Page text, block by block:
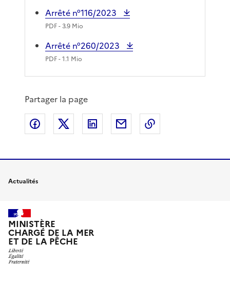
Arrêté n°116/2023
PDF- 3.9 Mio
Arrêté n°260/2023
PDF- 1.1 Mio
Partager la page
Partager sur Facebook
Partager sur XPartager sur LinkedIn
Partager par email
Actualités
MINISTÈRE
CHARGÉ DE LA MER
ET DE LA PÊCHE